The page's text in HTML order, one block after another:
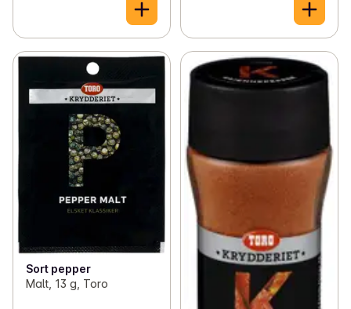
Sort pepper
Malt, 13 g, Toro